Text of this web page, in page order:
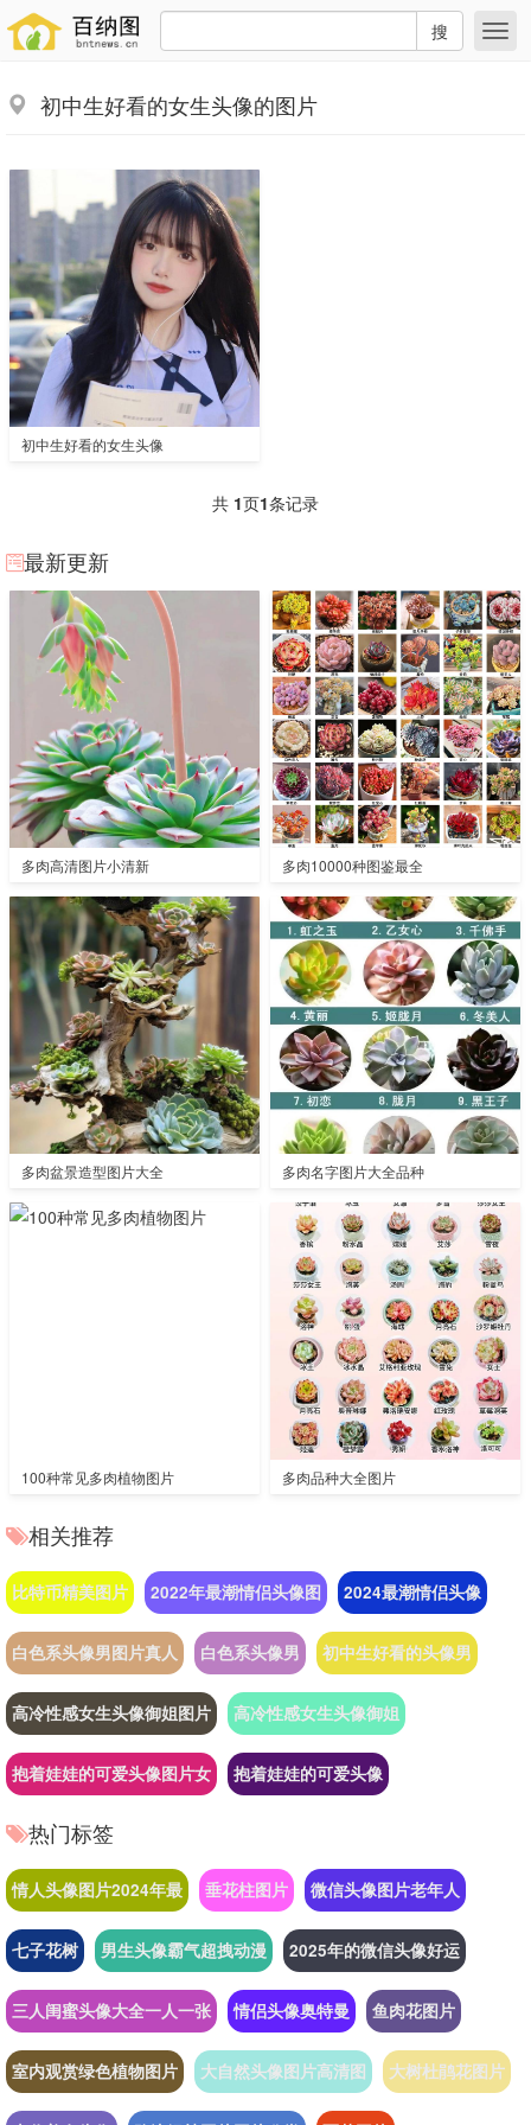
搜
初中生好看的女生头像的图片
初中生好看的女生头像
共 1页1条记录
最新更新
多肉高清图片小清新 多肉10000种图鉴最全
多肉盆景造型图片大全 多肉名字图片大全品种
100种常见多肉植物图片 多肉品种大全图片
相关推荐
比特币精美图片 2022年最潮情侣头像图 2024最潮情侣头像
白色系头像男图片真人 白色系头像男 初中生好看的头像男
高冷性感女生头像御姐图片 高冷性感女生头像御姐
抱着娃娃的可爱头像图片女 抱着娃娃的可爱头像
热门标签
情人头像图片2024年最 垂花柱图片 微信头像图片老年人
七子花树 男生头像霸气超拽动漫 2025年的微信头像好运
三人闺蜜头像大全一人一张 情侣头像奥特曼 鱼肉花图片
室内观赏绿色植物图片 大自然头像图片高清图 大树杜鹃花图片